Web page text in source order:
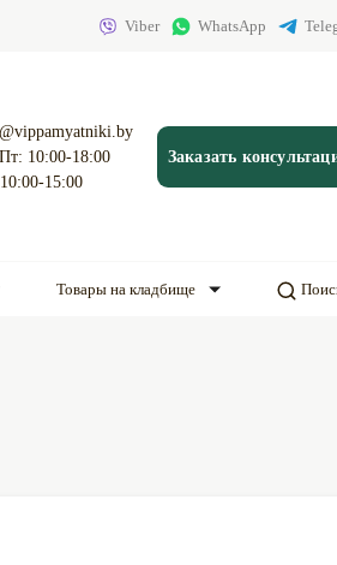
Viber WhatsApp
10:00-18:00
15:00
Заказать
Товары на кладбище